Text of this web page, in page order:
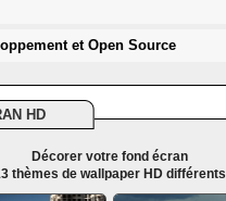
et Open Source
HD
Décorer votre fond écran
thèmes de wallpaper HD différents